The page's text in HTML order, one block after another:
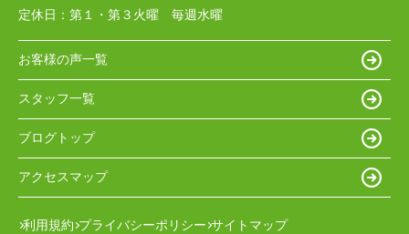
定休日： 第１・第３火曜 毎週水曜
お客様の声一覧
スタッフ一覧
ブログトップ
アクセスマップ
利用規約 プライバシーポリシー サイトマップ